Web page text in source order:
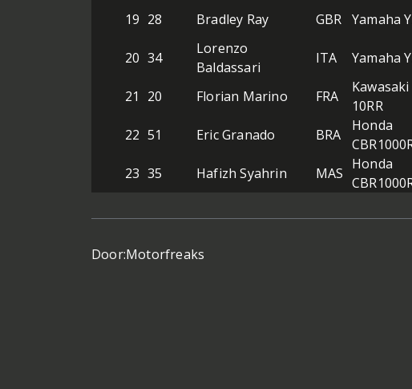
19 28 Bradley Ray GBR Yamaha
20 34
Lorenzo
Baldassari
ITA Yamaha
21 20 Florian Marino FRA
Kawasaki
10RR
22 51 Eric Granado BRA
Honda
23 35 Hafizh Syahrin MAS
Honda
Door:Motorfreaks